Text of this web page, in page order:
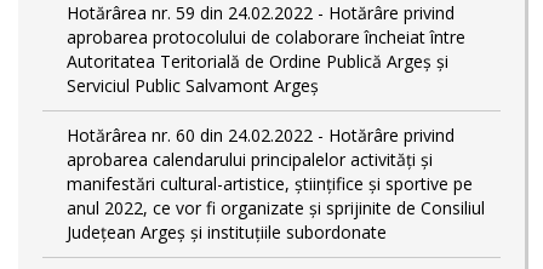
Hotărârea nr. 59 din 24.02.2022 - Hotărâre privind
aprobarea protocolului de colaborare încheiat între
Autoritatea Teritorială de Ordine Publică Argeş şi
Serviciul Public Salvamont Argeș
Hotărârea nr. 60 din 24.02.2022 - Hotărâre privind
aprobarea calendarului principalelor activități și
manifestări cultural-artistice, științifice și sportive pe
anul 2022, ce vor fi organizate și sprijinite de Consiliul
Județean Argeș și instituțiile subordonate